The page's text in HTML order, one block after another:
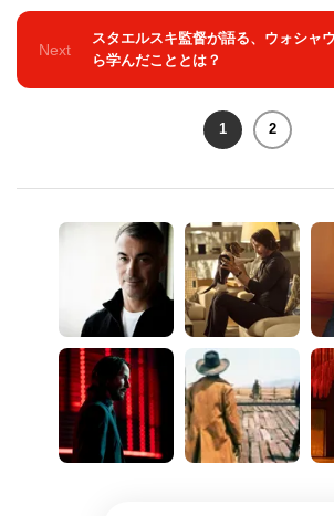
Next
スタエルスキ監督が語る、ウォシャ
ら学んだこととは？
1 2